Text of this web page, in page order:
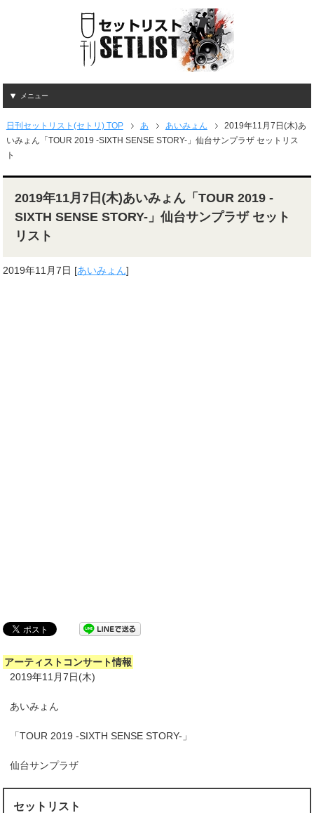
メニュー
日刊セットリスト(セトリ) TOP あ あいみょん
2019年11月7日(木)あ
いみょん「TOUR 2019 -SIXTH SENSE STORY-」仙台サンプラザ セットリス
ト
2019年11月7日(木)あいみょん「TOUR 2019 -
SIXTH SENSE STORY-」仙台サンプラザ セット
リスト
2019年11月7日 [あいみょん]
アーティストコンサート情報
2019年11月7日(木)
あいみょん
「TOUR 2019 -SIXTH SENSE STORY-」
仙台サンプラザ
セットリスト